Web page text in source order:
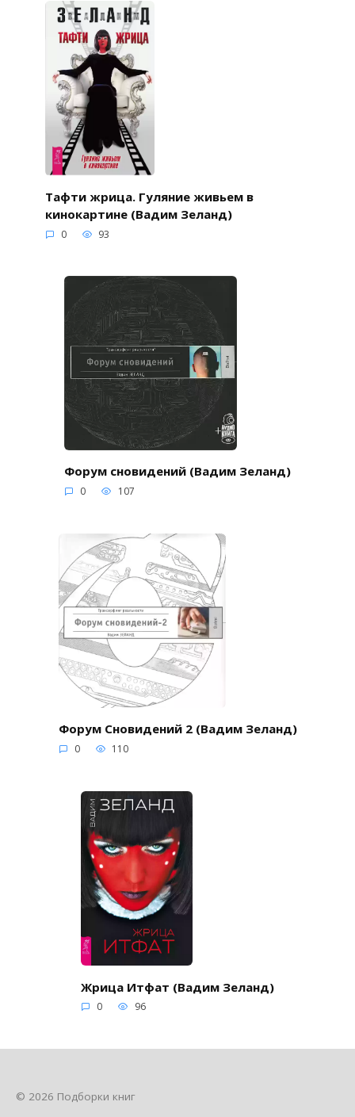
Тафти жрица. Гуляние живьем в
кинокартине (Вадим Зеланд)
0 93
Форум сновидений (Вадим Зеланд)
0 107
Форум Сновидений 2 (Вадим Зеланд)
0 110
Жрица Итфат (Вадим Зеланд)
0 96
© 2026 Подборки книг